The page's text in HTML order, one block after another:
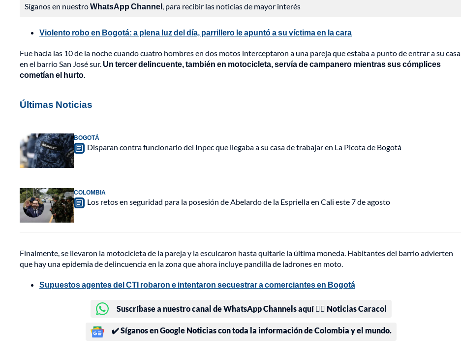
Síganos en nuestroWhatsApp Channel, para recibir las noticias de mayor interés
Violento robo en Bogotá: a plena luz del día, parrillero le apuntó a su víctima en la cara
Fue hacia las 10 de la noche cuando cuatro hombres en dos motos interceptaron a una pareja que estaba a punto de entrar a su casa
en el barrio San José sur. Un tercer delincuente, también en motocicleta, servía de campanero mientras sus cómplices
cometían el hurto.
Últimas Noticias
BOGOTÁ
Disparan contra funcionario del Inpec que llegaba a su casa de trabajar en La Picota de Bogotá
COLOMBIA
Los retos en seguridad para la posesión de Abelardo de la Espriella en Cali este 7 de agosto
Finalmente, se llevaron la motocicleta de la pareja y la esculcaron hasta quitarle la última moneda. Habitantes del barrio advierten
que hay una epidemia de delincuencia en la zona que ahora incluye pandilla de ladrones en moto.
Supuestos agentes del CTI robaron e intentaron secuestrar a comerciantes en Bogotá
Suscríbase a nuestro canal de WhatsApp Channels aquí 👉🏻 Noticias Caracol
✔️ Síganos en Google Noticias con toda la información de Colombia y el mundo.